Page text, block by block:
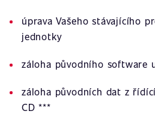
úprava Vašeho stávajícího
jednotky
záloha původního software
záloha původních dat z
CD ***